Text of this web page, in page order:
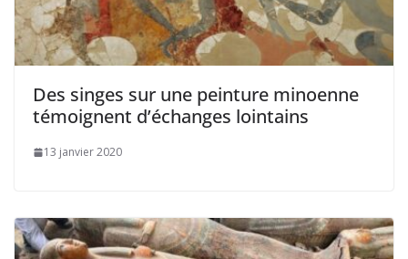
Des singes sur une peinture minoenne
témoignent d’échanges lointains
13 janvier 2020